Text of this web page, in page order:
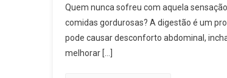
Quem nunca sofreu com aquela
comidas gordurosas? A digestão é um
pode causar desconforto abdominal,
melhorar […]